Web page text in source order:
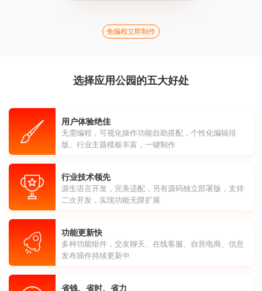
免编程立即制作
选择应用公园的五大好处
用户体验绝佳
无需编程，可视化操作功能自助搭配，个性化编辑排
版。行业主题模板丰富，一键制作
行业技术领先
源生语言开发，完美适配，另有源码独立部署版，支持
二次开发，实现功能无限扩展
功能更新快
多种功能组件，交友聊天、在线客服、自营电商、信息
发布插件持续更新中
省钱、省时、省力